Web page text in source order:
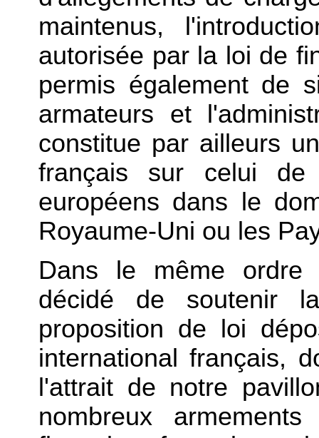
maintenus,
autorisée par la loi de
permis également de
armateurs et
constitue par ailleurs
français sur celui de
européens dans le
Royaume-Uni ou les
Dans le même ordre
décidé de soutenir
proposition de loi
international français,
l'attrait de notre
nombreux